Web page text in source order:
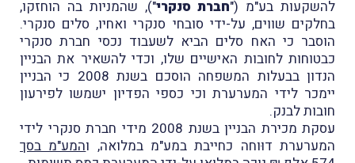
להשקעות בע"מ ("חברת סנקרי"), שהמניות בה הוחזקו,
בחלקים שווים, על-ידי סובחי סנקרי ואחיו, סלים סנקרי.
הוסבר כי האח סלים הביא לשעבוד נכסי חברת סנקרי
כבטוחות לחובות האישיים שלו, וכדי להשאיר את הבניין
הנדון בבעלות המשפחה הוסכם בשנת 2008 כי הבניין
יימכר לידי המערערת וכי כספי הפדיון ישמשו לפירעון
חובות לבנק.
עסקת מכירת הבניין בשנת 2008 מידי חברת סנקרי לידי
המערערת דוּוחה כחייבת במע"מ במלואה, והמע"מ בסך